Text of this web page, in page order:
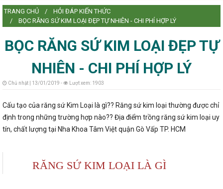
TRANG CHỦ
HỎI ĐÁP KIẾN THỨC
BỌC RĂNG SỨ KIM LOẠI ĐẸP TỰ NHIÊN - CHI PHÍ HỢP LÝ
BỌC RĂNG SỨ KIM LOẠI ĐẸP TỰ
NHIÊN - CHI PHÍ HỢP LÝ
Chủ nhật | 13/01/2019 - Lượt xem: 1903
Cấu tạo của răng sứ Kim Loại là gì?? Răng sứ kim loại thường được chỉ
định trong những trường hợp nào?? Địa điểm trồng răng sứ kim loại uy
tín, chất lượng tại Nha Khoa Tâm Việt quận Gò Vấp TP. HCM
RĂNG SỨ KIM LOẠI LÀ GÌ